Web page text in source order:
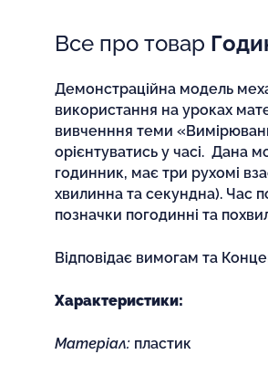
Все про товар
Демонстраційна модель
використання на уроках
вивченння теми
орієнтуватись у часі. Дана
годинник, має три рухомі
хвилинна та секундна). Час
позначки погодинні та
Відповідає вимогам та
Характеристики:
Матеріал: пластик